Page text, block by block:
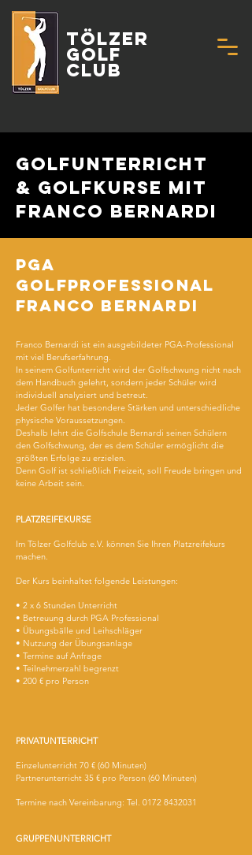
Tölzer
Golf
Club
GOLFUNTERrICHT
& GOLFKURSE mit
FRANCO BERNARDI
PGA
GOLFPROFESSIONAL
FRANCO BERNARDI
Franco Bernardi ist ein ausgebildeter PGA-Professional
mit viel Berufserfahrung.
In seinem Golfunterricht wird der Golfschwung nicht nach
dem Handbuch gelehrt, sondern jeder Schüler wird
individuell analysiert und betreut.
Jeder Golfer hat besondere Stärken und unterschiedliche
physische Voraussetzungen.
Deshalb lehrt die Golfschule Bernardi seinen Schülern
den Golfschwung, der es dem Schüler ermöglicht die
größten Erfolge zu erzielen.
Denn Golf ist schließlich Freizeit, soll Freude bringen und
keine Arbeit sein.
PLATZREIFEKURSE
Im Tölzer Golfclub e.V. können Sie Ihren Platzreifekurs
machen.
Der Kurs beinhaltet folgende Leistungen:
• 2 x 6 Stunden Unterricht
• Betreuung durch PGA Professional
• Übungsbälle und Leihschläger
• Nutzung der Übungsanlage
• Termine auf Anfrage
• Teilnehmerzahl begrenzt
• 200 € pro Person
PRIVATUNTERRICHT
Einzelunterricht 70 € (60 Minuten)
Partnerunterricht 35 € pro Person (60 Minuten)
Termine nach Vereinbarung: Tel. 0172 8432031
GRUPPENUNTERRICHT